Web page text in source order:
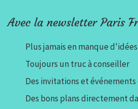
Avec la newsletter Paris
Plus jamais en manque
Toujours un truc à conseiller
Des invitations et
Des bons plans directement